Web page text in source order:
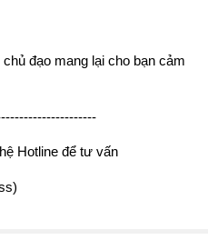
đạo mang lại cho bạn cảm
Hotline để tư vấn